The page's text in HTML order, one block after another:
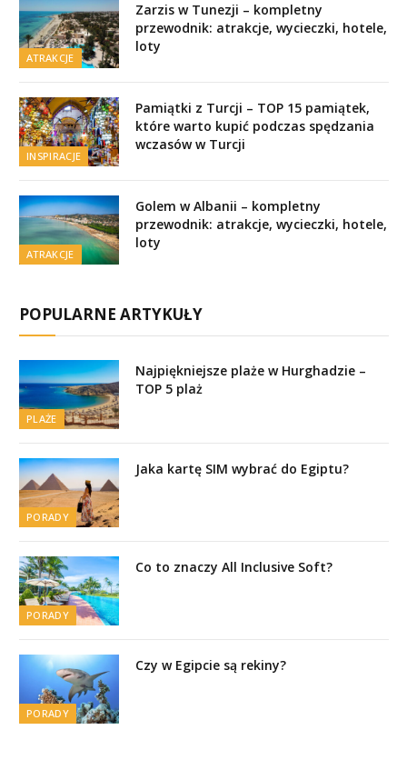
ATRAKCJE
Zarzis w Tunezji – kompletny
przewodnik: atrakcje, wycieczki, hotele,
loty
INSPIRACJE
Pamiątki z Turcji – TOP 15 pamiątek,
które warto kupić podczas spędzania
wczasów w Turcji
ATRAKCJE
Golem w Albanii – kompletny
przewodnik: atrakcje, wycieczki, hotele,
loty
POPULARNE ARTYKUŁY
PLAŻE
Najpiękniejsze plaże w Hurghadzie –
TOP 5 plaż
PORADY
Jaka kartę SIM wybrać do Egiptu?
PORADY
Co to znaczy All Inclusive Soft?
PORADY
Czy w Egipcie są rekiny?